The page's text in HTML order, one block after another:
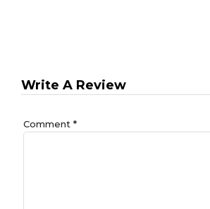
Write A Review
Comment *